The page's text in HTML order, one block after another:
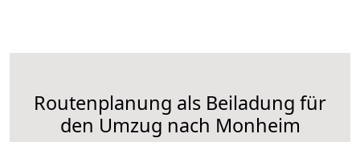
Routenplanung als Beiladung für
den Umzug nach Monheim